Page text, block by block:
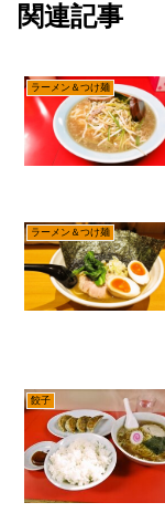
関連記事
ラーメン＆つけ麺
ラーメン＆つけ麺
餃子